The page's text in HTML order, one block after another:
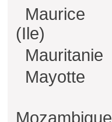
Maurice
(Ile)
Mauritanie
Mayotte
Mozambique